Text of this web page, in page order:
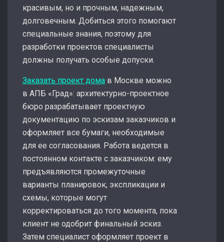
красивым, но и прочным, надежным,
долговечным. Добиться этого помогают
специальные знания, поэтому для
разработки проектов специалисты
должны получать особые допуски.
Заказать проект дома в Москве можно
в АПБ «Град»: архитектурно-проектное
бюро разрабатывает проектную
документацию по эскизам заказчиков и
оформляет все бумаги, необходимые
для ее согласования. Работа ведется в
постоянном контакте с заказчиком: ему
предъявляются промежуточные
варианты планировок, экспликации и
схемы, которые могут
корректироваться до того момента, пока
клиент не одобрит финальный эскиз.
Затем специалист оформляет проект в